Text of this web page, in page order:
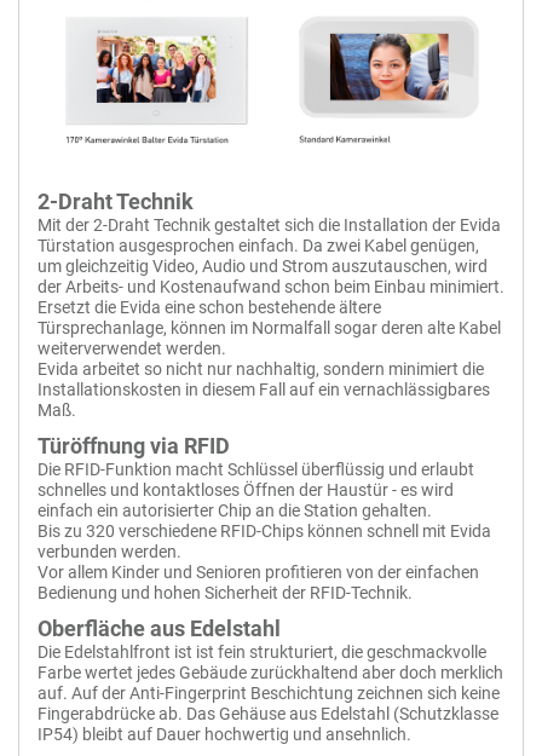
2-Draht Technik
Mit der 2-Draht Technik gestaltet sich die Installation der Evida
Türstation ausgesprochen einfach. Da zwei Kabel genügen,
um gleichzeitig Video, Audio und Strom auszutauschen, wird
der Arbeits- und Kostenaufwand schon beim Einbau minimiert.
Ersetzt die Evida eine schon bestehende ältere
Türsprechanlage, können im Normalfall sogar deren alte Kabel
weiterverwendet werden.
Evida arbeitet so nicht nur nachhaltig, sondern minimiert die
Installationskosten in diesem Fall auf ein vernachlässigbares
Maß.
Türöffnung via RFID
Die RFID-Funktion macht Schlüssel überflüssig und erlaubt
schnelles und kontaktloses Öffnen der Haustür - es wird
einfach ein autorisierter Chip an die Station gehalten.
Bis zu 320 verschiedene RFID-Chips können schnell mit Evida
verbunden werden.
Vor allem Kinder und Senioren profitieren von der einfachen
Bedienung und hohen Sicherheit der RFID-Technik.
Oberfläche aus Edelstahl
Die Edelstahlfront ist ist fein strukturiert, die geschmackvolle
Farbe wertet jedes Gebäude zurückhaltend aber doch merklich
auf. Auf der Anti-Fingerprint Beschichtung zeichnen sich keine
Fingerabdrücke ab. Das Gehäuse aus Edelstahl (Schutzklasse
IP54) bleibt auf Dauer hochwertig und ansehnlich.
Videoaufnahme
microSD-Slot bis 32GB
Magnet-Wandhalterung
20 - 28V DC (BUS-C6001)
Zum Vergleich hinzufügen
J7GR-1B-SET-BUS
Balter 2-Draht Set, Graphit Edelstahl-Türstation für 1 Teilnehmer, 7"
Videostation, Touchscreen, BUS-C6002H Hauptstromverteiler
Türstation und Monitor
Inkl. Stromversorgung
2-Draht BUS Technologie
7" Touchscreen
Für Einfamilienhäuser
170° Weitwinkel-Kamera
Türöffner, Interkom
RFID Zugangskontrolle